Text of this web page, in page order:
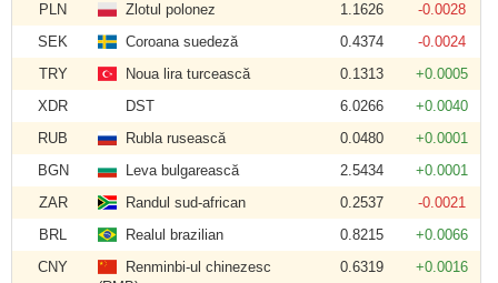
PLN
Zlotul polonez 1.1626
-0.0028
SEK
Coroana suedeză 0.4374
-0.0024
TRY
Noua lira turcească 0.1313
+0.0005
XDR
DST 6.0266
+0.0040
RUB
Rubla rusească 0.0480
+0.0001
BGN
Leva bulgarească 2.5434
+0.0001
ZAR
Randul sud-african 0.2537
-0.0021
BRL
Realul brazilian 0.8215
+0.0066
CNY
Renminbi-ul chinezesc
0.6319 +0.0016